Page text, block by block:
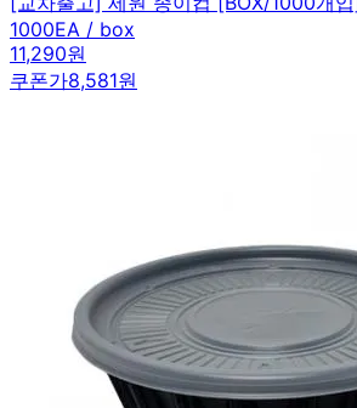
1000EA / box
11,290원
쿠폰가8,581원